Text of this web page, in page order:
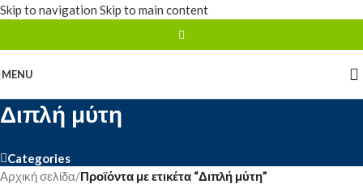
Skip to navigation Skip to main content
MENU
Διπλή μύτη
Categories
Αρχική σελίδα/Προϊόντα με ετικέτα “Διπλή μύτη”